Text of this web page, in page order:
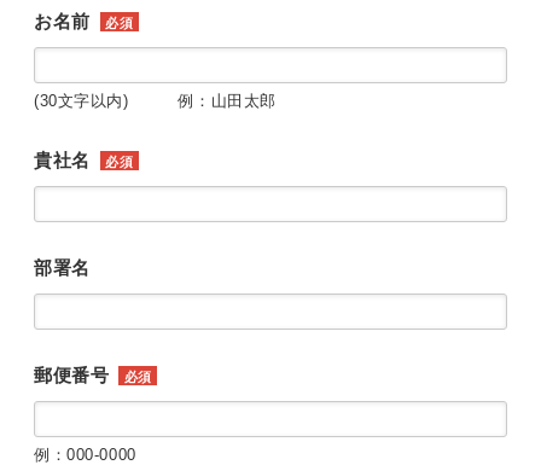
お名前 必須
(30文字以内) 例：山田太郎
貴社名 必須
部署名
郵便番号 必須
例：000-0000